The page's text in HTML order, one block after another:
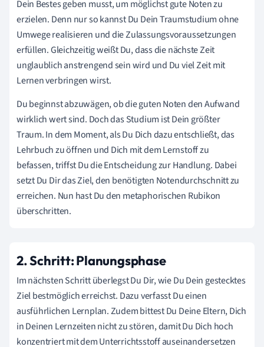
Dein Bestes geben musst, um möglichst gute Noten zu
erzielen. Denn nur so kannst Du Dein Traumstudium ohne
Umwege realisieren und die Zulassungsvoraussetzungen
erfüllen. Gleichzeitig weißt Du, dass die nächste Zeit
unglaublich anstrengend sein wird und Du viel Zeit mit
Lernen verbringen wirst.
Du beginnst abzuwägen, ob die guten Noten den Aufwand
wirklich wert sind. Doch das Studium ist Dein größter
Traum. In dem Moment, als Du Dich dazu entschließt, das
Lehrbuch zu öffnen und Dich mit dem Lernstoff zu
befassen, triffst Du die Entscheidung zur Handlung. Dabei
setzt Du Dir das Ziel, den benötigten Notendurchschnitt zu
erreichen. Nun hast Du den metaphorischen Rubikon
überschritten.
2. Schritt: Planungsphase
Im nächsten Schritt überlegst Du Dir, wie Du Dein gestecktes
Ziel bestmöglich erreichst. Dazu verfasst Du einen
ausführlichen Lernplan. Zudem bittest Du Deine Eltern, Dich
in Deinen Lernzeiten nicht zu stören, damit Du Dich hoch
konzentriert mit dem Unterrichtsstoff auseinandersetzen